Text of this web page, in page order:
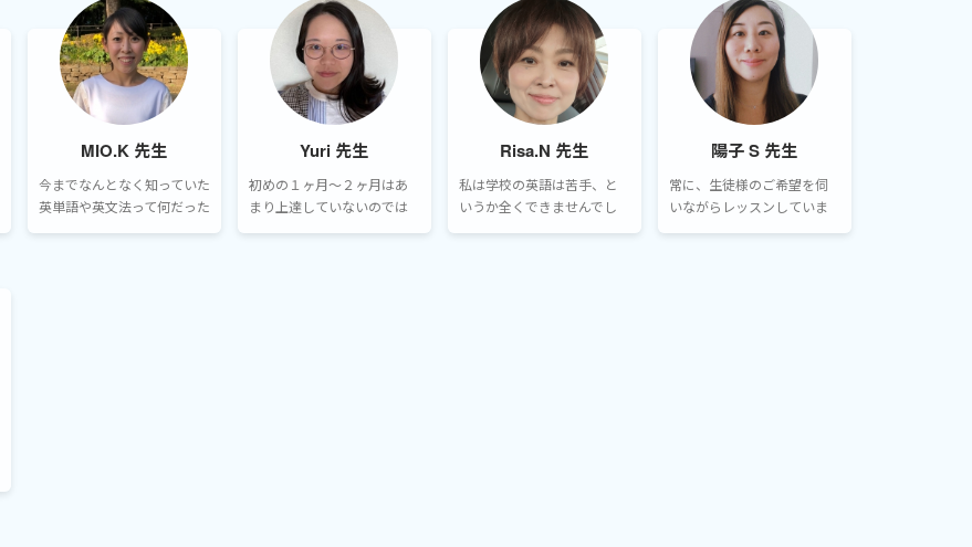
り、職種変えをする可能性
が生まれたり、いろんな異
変が起きることもあります。
０パーセントを英語で聞き
取って頂けるようになりまし
なるよう心がけています。
MIO.K 先生
今までなんとなく知っていた
英単語や英文法って何だった
Yuri 先生
初めの１ヶ月〜２ヶ月はあ
まり上達していないのでは
Risa.N 先生
私は学校の英語は苦手、と
いうか全くできませんでし
陽子 S 先生
常に、生徒様のご希望を伺
いながらレッスンしていま